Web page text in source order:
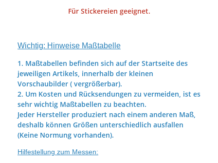
Für Stickereien geeignet.
Wichtig: Hinweise Maßtabelle
1. Maßtabellen befinden sich auf der Startseite des
jeweiligen Artikels, innerhalb der kleinen
Vorschaubilder ( vergrößerbar).
2. Um Kosten und Rücksendungen zu vermeiden, ist es
sehr wichtig Maßtabellen zu beachten.
Jeder Hersteller produziert nach einem anderen Maß,
deshalb können Größen unterschiedlich ausfallen
(Keine Normung vorhanden).
Hilfestellung zum Messen: